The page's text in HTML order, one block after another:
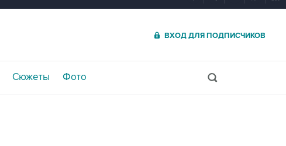
ВХОД ДЛЯ ПОДПИСЧИКОВ
Сюжеты Фото